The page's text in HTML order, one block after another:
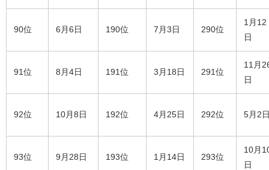
90位 6月6日 190位 7月3日 290位
1月12
日
91位 8月4日 191位 3月18日 291位
11月
日
92位 10月8日 192位 4月25日 292位 5月2
93位 9月28日 193位 1月14日 293位
10月
日